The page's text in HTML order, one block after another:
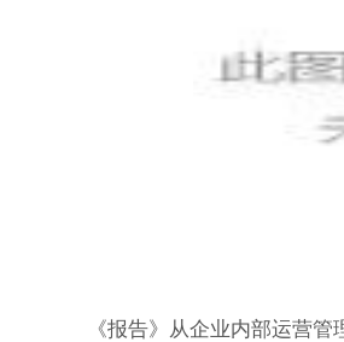
《报告》从企业内部运营